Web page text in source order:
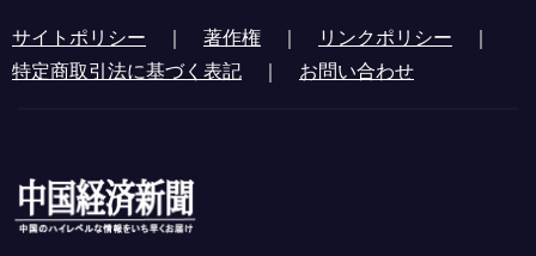
サイトポリシー ｜ 著作権 ｜ リンクポリシー ｜
特定商取引法に基づく表記 ｜ お問い合わせ